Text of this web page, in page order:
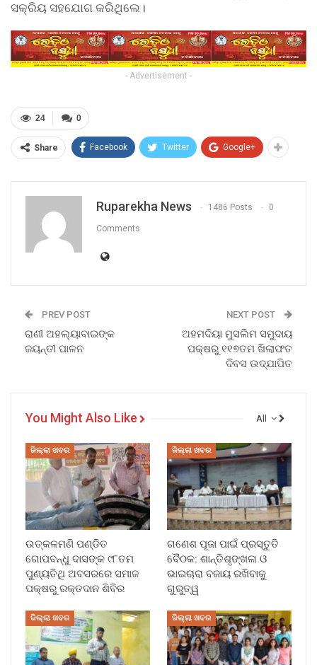
ସକ୍ରିୟ ସହଯୋଗ କରିଥିଲେ।
- Advertisement -
0
24
Share Facebook Twitter Google+
Ruparekha News 1486 Posts 0
Comments
PREV POST
ରାଣୀ ଅହଲ୍ୟାବାଇଙ୍କ
ଜୟନ୍ତୀ ପାଳନ
NEXT POST
ଅହମଦିୟା ମୁସଲିମ ସମୁଦାୟ
ପକ୍ଷରୁ ୧୧୭ତମ ଖିଲାଫତ
ଦିବସ ଉଦ୍‌ଯାପିତ
All
You Might Also Like
ଜିଲ୍ଲା ଖବର
ଉତ୍କଳମଣି ପଣ୍ଡିତ
ଗୋପବନ୍ଧୁ ଦାସଙ୍କ ୯୮ତମ
ପୁଣ୍ୟତିଥି ଅବସରରେ ସମାଜ
ପକ୍ଷରୁ ରକ୍ତଦାନ ଶିବିର
ଜିଲ୍ଲା ଖବର
ଗଣେଶ ପୂଜା ପାଇଁ ପ୍ରସ୍ତୁତି
ବୈଠକ: ଶାନ୍ତିଶୃଙ୍ଖଳା ଓ
ଭାଇଚାରା ବଜାୟ ରଖିବାକୁ
ଗୁରୁତ୍ୱ
ଜିଲ୍ଲା ଖବର ଜିଲ୍ଲା ଖବର